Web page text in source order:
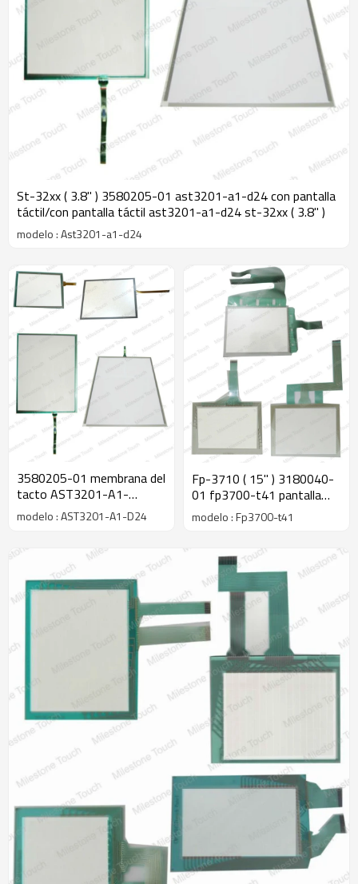
St-32xx ( 3.8" ) 3580205-01 ast3201-a1-d24 con pantalla
táctil/con pantalla táctil ast3201-a1-d24 st-32xx ( 3.8" )
modelo : Ast3201-a1-d24
3580205-01 membrana del
tacto AST3201-A1-
D24/membrana AST3201-
A1-D24 ST-32xx (3.8 del
modelo : AST3201-A1-D24
Fp-3710 ( 15" ) 3180040-
01 fp3700-t41 pantalla
táctil/pantalla táctil
fp3700-t41 fp-3710 ( 15"
modelo : Fp3700-t41